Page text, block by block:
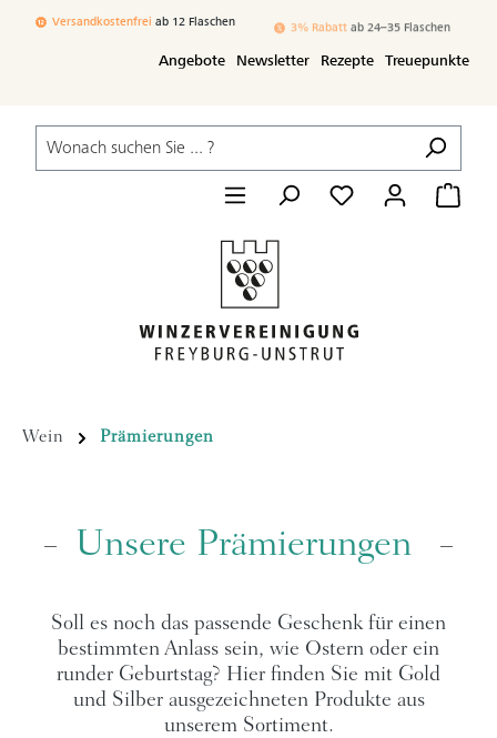
Zum Hauptinhalt springen
Versandkostenfrei ab 12 Flaschen 3% Rabattab 24–35 Flaschen
Angebote Newsletter Rezepte Treuepunkte
Wein Prämierungen
Unsere Prämierungen
Soll es noch das passende Geschenk für einen
bestimmten Anlass sein, wie Ostern oder ein
runder Geburtstag? Hier finden Sie mit Gold
und Silber ausgezeichneten Produkte aus
unserem Sortiment.